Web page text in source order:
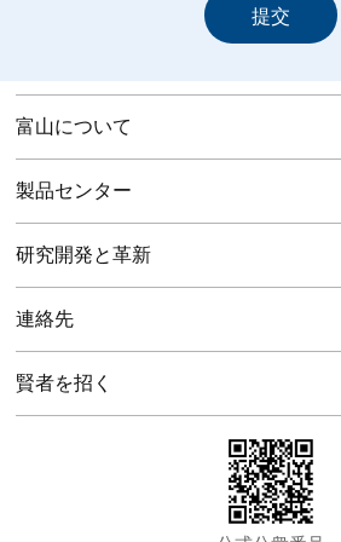
富山について
製品センター
研究開発と革新
連絡先
賢者を招く